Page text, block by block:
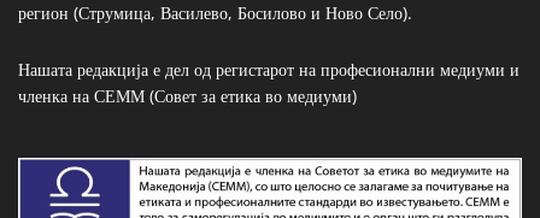
регион (Струмица, Василево, Босилово и Ново Село).
Нашата редакција е дел од регистарот на професионални медиуми и
членка на СЕММ (Совет за етика во медиуми)